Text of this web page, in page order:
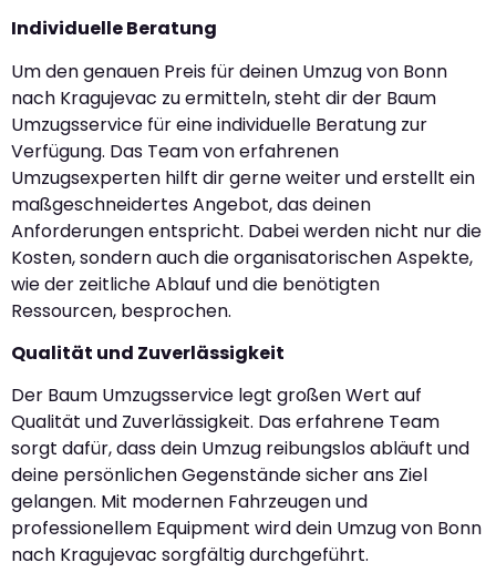
Individuelle Beratung
Um den genauen Preis für deinen Umzug von Bonn
nach Kragujevac zu ermitteln, steht dir der Baum
Umzugsservice für eine individuelle Beratung zur
Verfügung. Das Team von erfahrenen
Umzugsexperten hilft dir gerne weiter und erstellt ein
maßgeschneidertes Angebot, das deinen
Anforderungen entspricht. Dabei werden nicht nur die
Kosten, sondern auch die organisatorischen Aspekte,
wie der zeitliche Ablauf und die benötigten
Ressourcen, besprochen.
Qualität und Zuverlässigkeit
Der Baum Umzugsservice legt großen Wert auf
Qualität und Zuverlässigkeit. Das erfahrene Team
sorgt dafür, dass dein Umzug reibungslos abläuft und
deine persönlichen Gegenstände sicher ans Ziel
gelangen. Mit modernen Fahrzeugen und
professionellem Equipment wird dein Umzug von Bonn
nach Kragujevac sorgfältig durchgeführt.